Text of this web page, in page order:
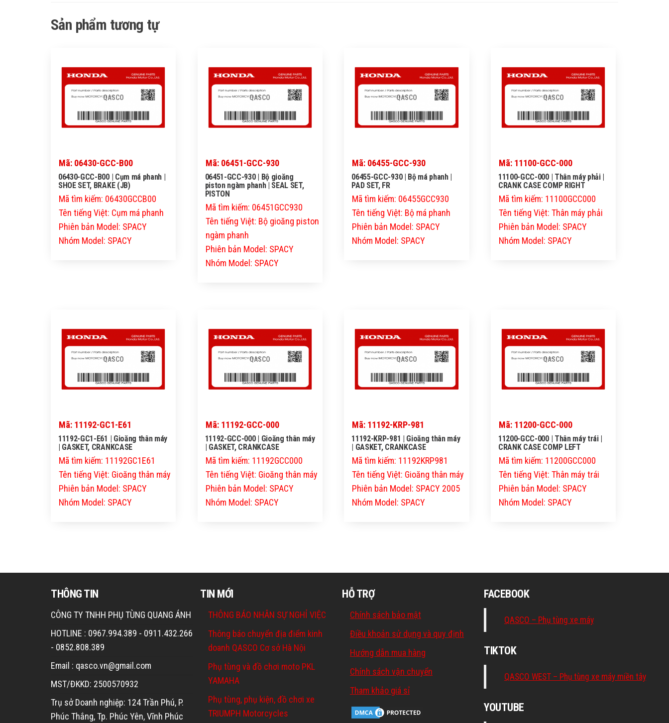
Sản phẩm tương tự
QASCO
Mã: 06430-GCC-B00
06430-GCC-B00 | Cụm má phanh |
SHOE SET, BRAKE (JB)
Mã tìm kiếm: 06430GCCB00
Tên tiếng Việt: Cụm má phanh
Phiên bản Model: SPACY
Nhóm Model: SPACY
QASCO
Mã: 06451-GCC-930
06451-GCC-930 | Bộ gioăng
piston ngàm phanh | SEAL SET,
PISTON
Mã tìm kiếm: 06451GCC930
Tên tiếng Việt: Bộ gioăng piston
ngàm phanh
Phiên bản Model: SPACY
Nhóm Model: SPACY
QASCO
Mã: 06455-GCC-930
06455-GCC-930 | Bộ má phanh |
PAD SET, FR
Mã tìm kiếm: 06455GCC930
Tên tiếng Việt: Bộ má phanh
Phiên bản Model: SPACY
Nhóm Model: SPACY
QASCO
Mã: 11100-GCC-000
11100-GCC-000 | Thân máy phải |
CRANK CASE COMP RIGHT
Mã tìm kiếm: 11100GCC000
Tên tiếng Việt: Thân máy phải
Phiên bản Model: SPACY
Nhóm Model: SPACY
QASCO
Mã: 11192-GC1-E61
11192-GC1-E61 | Gioăng thân máy
| GASKET, CRANKCASE
Mã tìm kiếm: 11192GC1E61
Tên tiếng Việt: Gioăng thân máy
Phiên bản Model: SPACY
Nhóm Model: SPACY
QASCO
Mã: 11192-GCC-000
11192-GCC-000 | Gioăng thân máy
| GASKET, CRANKCASE
Mã tìm kiếm: 11192GCC000
Tên tiếng Việt: Gioăng thân máy
Phiên bản Model: SPACY
Nhóm Model: SPACY
QASCO
Mã: 11192-KRP-981
11192-KRP-981 | Gioăng thân máy
| GASKET, CRANKCASE
Mã tìm kiếm: 11192KRP981
Tên tiếng Việt: Gioăng thân máy
Phiên bản Model: SPACY 2005
Nhóm Model: SPACY
QASCO
Mã: 11200-GCC-000
11200-GCC-000 | Thân máy trái |
CRANK CASE COMP LEFT
Mã tìm kiếm: 11200GCC000
Tên tiếng Việt: Thân máy trái
Phiên bản Model: SPACY
Nhóm Model: SPACY
THÔNG TIN
CÔNG TY TNHH PHỤ TÙNG QUANG ÁNH
HOTLINE : 0967.994.389 - 0911.432.266
- 0852.808.389
Email : qasco.vn@gmail.com
MST/ĐKKD: 2500570932
Trụ sở Doanh nghiệp: 124 Trần Phú, P.
Phúc Thắng, Tp. Phúc Yên, Vĩnh Phúc
TIN MỚI
THÔNG BÁO NHÂN SỰ NGHỈ VIỆC
Thông báo chuyển địa điểm kinh
doanh QASCO Cơ sở Hà Nội
Phụ tùng và đồ chơi moto PKL
YAMAHA
Phụ tùng, phụ kiện, đồ chơi xe
TRIUMPH Motorcycles
HỖ TRỢ
Chính sách bảo mật
Điều khoản sử dụng và quy định
Hướng dẫn mua hàng
Chính sách vận chuyển
Tham khảo giá sỉ
FACEBOOK
QASCO – Phụ tùng xe máy
TIKTOK
QASCO WEST – Phụ tùng xe máy miền tây
YOUTUBE